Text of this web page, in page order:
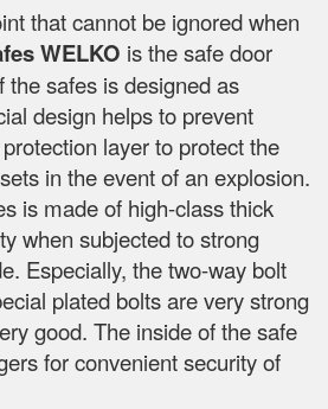
that cannot be ignored when
WELKO is the safe door
the safes is designed as
design helps to prevent
layer to protect the
in the event of an explosion.
is made of high-class thick
when subjected to strong
Especially, the two-way bolt
plated bolts are very strong
good. The inside of the safe
for convenient security of